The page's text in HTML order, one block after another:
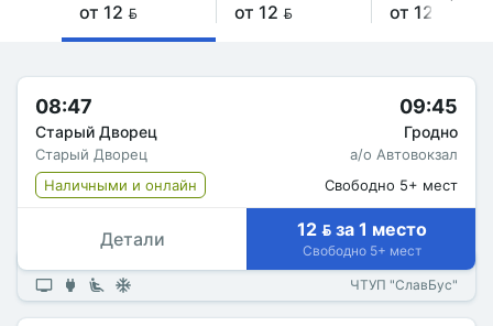
от 12  от 12  от 12 
08:47
Старый Дворец
Старый Дворец
09:45
Гродно
а/о Автовокзал
Наличными и онлайн
Свободно 5+ мест
Детали 12  за 1 место
Свободно 5+ мест
ЧТУП "СлавБус"